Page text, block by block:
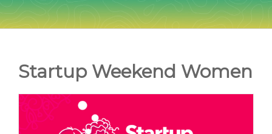
Startup Weekend Women
View
Larger
Image